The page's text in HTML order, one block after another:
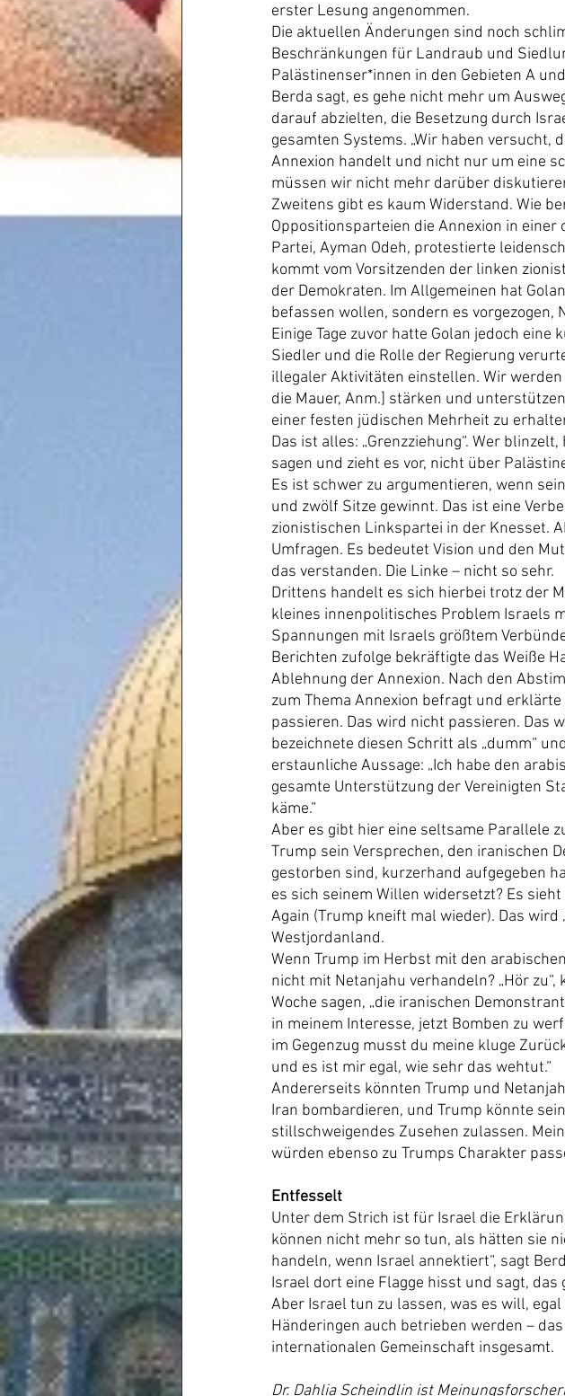
erster Lesung angenommen.
Die aktuellen Änderungen sind noch
Beschränkungen für Landraub und
Palästinenser*innen in den Gebieten A
Berda sagt, es gehe nicht mehr um
darauf abzielten, die Besetzung durch
gesamten Systems. „Wir haben versucht,
Annexion handelt und nicht nur um eine
müssen wir nicht mehr darüber
Zweitens gibt es kaum Widerstand. Wie
Oppositionsparteien die Annexion in
Partei, Ayman Odeh, protestierte
kommt vom Vorsitzenden der linken
der Demokraten. Im Allgemeinen hat
befassen wollen, sondern es
Einige Tage zuvor hatte Golan jedoch
Siedler und die Rolle der Regierung
illegaler Aktivitäten einstellen. Wir
die Mauer, Anm.] stärken und
einer festen jüdischen Mehrheit zu
Das ist alles: „Grenzziehung“. Wer
sagen und zieht es vor, nicht über
Es ist schwer zu argumentieren, wenn
und zwölf Sitze gewinnt. Das ist eine
zionistischen Linkspartei in der Knesset.
Umfragen. Es bedeutet Vision und den
das verstanden. Die Linke – nicht so sehr.
Drittens handelt es sich hierbei trotz der
kleines innenpolitisches Problem Israels
Spannungen mit Israels größtem
Berichten zufolge bekräftigte das Weiße
Ablehnung der Annexion. Nach den
zum Thema Annexion befragt und
passieren. Das wird nicht passieren. Das
bezeichnete diesen Schritt als „dumm“
erstaunliche Aussage: „Ich habe den
gesamte Unterstützung der Vereinigten
käme.“
Aber es gibt hier eine seltsame Parallele
Trump sein Versprechen, den iranischen
gestorben sind, kurzerhand aufgegeben
es sich seinem Willen widersetzt? Es
Again (Trump kneift mal wieder). Das wird
Westjordanland.
Wenn Trump im Herbst mit den
nicht mit Netanjahu verhandeln? „Hör
Woche sagen, „die iranischen
in meinem Interesse, jetzt Bomben zu
im Gegenzug musst du meine kluge
und es ist mir egal, wie sehr das wehtut.“
Andererseits könnten Trump und
Iran bombardieren, und Trump könnte
stillschweigendes Zusehen zulassen.
würden ebenso zu Trumps Charakter
Entfesselt
Unter dem Strich ist für Israel die
können nicht mehr so tun, als hätten sie
handeln, wenn Israel annektiert“, sagt
Israel dort eine Flagge hisst und sagt, das
Aber Israel tun zu lassen, was es will,
Händeringen auch betrieben werden –
internationalen Gemeinschaft insgesamt.
Dr. Dahlia Scheindlin ist